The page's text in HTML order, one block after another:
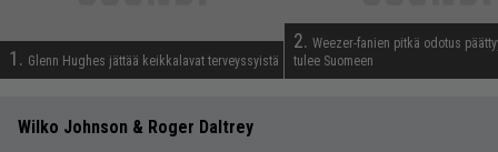
1. Glenn Hughes jättää keikkalavat terveyssyistä
2. Weezer-fanien pitkä odotus
tulee Suomeen
Wilko Johnson & Roger Daltrey